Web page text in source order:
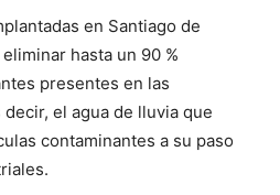
en Santiago de
hasta un 90 %
presentes en las
el agua de lluvia que
contaminantes a su paso